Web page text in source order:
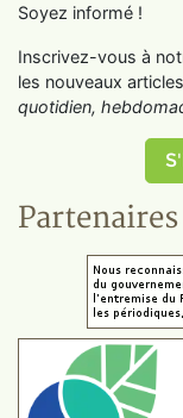
Soyez informé !
Inscrivez-vous à
les nouveaux
quotidien,
Partenaires